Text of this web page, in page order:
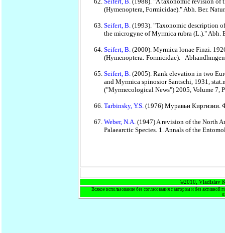
(Hymenoptera, Formicidae)." Abh. Ber.
Seifert, B.(1993). "Taxonomic description
the microgyne of Myrmica rubra (L.)." Abh.
Seifert, B.(2000). Myrmica lonae Finzi.
(Hymenoptera: Formicidae). -
Seifert, B.(2005). Rank elevation in two
and Myrmica spinosior Santschi, 1931,
("Myrmecological News") 2005, Volume 7,
Tarbinsky, Y.S.(1976) Муравьи Киргизии.
Weber, N.A.(1947) A revision of the North
Palaearctic Species. 1. Annals of the
©2010, Vladislav
Всякое использование без согласования с автором и без активной